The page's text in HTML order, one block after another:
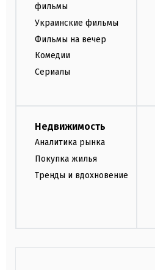
фильмы
Украинские фильмы
Фильмы на вечер
Комедии
Сериалы
Недвижимость
Аналитика рынка
Покупка жилья
Тренды и вдохновение